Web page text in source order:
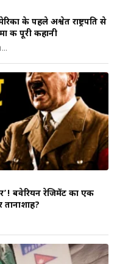
के पहले अश्वेत राष्ट्रपति से
की पूरी कहानी
बवेरियन रेजिमेंट का एक